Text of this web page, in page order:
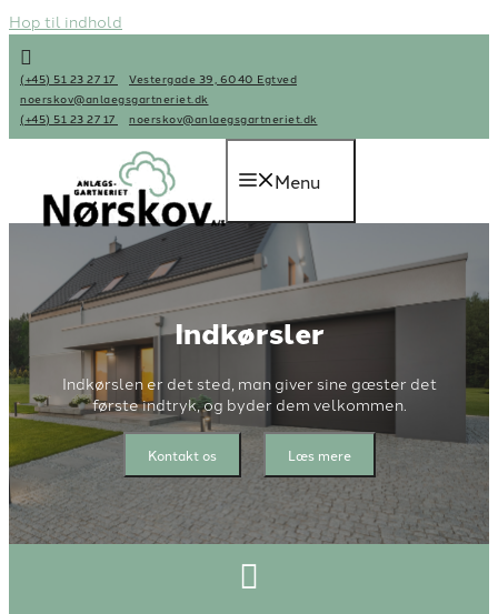
Hop til indhold
(+45) 51 23 27 17
Vestergade 39, 6040 Egtved
noerskov@anlaegsgartneriet.dk
(+45) 51 23 27 17
noerskov@anlaegsgartneriet.dk
Menu
Indkørsler
Indkørslen er det sted, man giver sine gæster det
første indtryk, og byder dem velkommen.
Kontakt os Læs mere